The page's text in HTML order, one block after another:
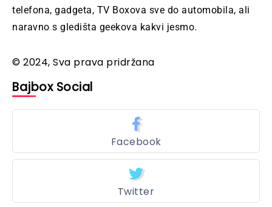
telefona, gadgeta, TV Boxova sve do automobila, ali
naravno s gledišta geekova kakvi jesmo.
© 2024, Sva prava pridržana
Bajbox Social
Facebook
Twitter